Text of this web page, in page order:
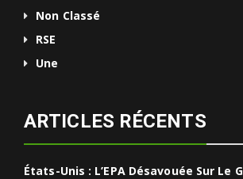
Non Classé
RSE
Une
ARTICLES RÉCENTS
États-Unis : L’EPA Désavouée Sur Le